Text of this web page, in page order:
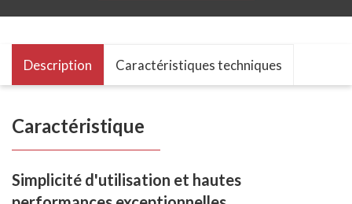
Description Caractéristiques techniques
Caractéristique
Simplicité d'utilisation et hautes